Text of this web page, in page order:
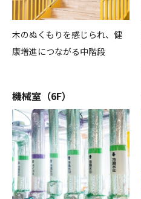
木のぬくもりを感じられ、健
康増進につながる中階段
機械室（6F）